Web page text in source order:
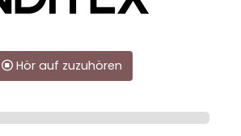
Hör auf zuzuhören